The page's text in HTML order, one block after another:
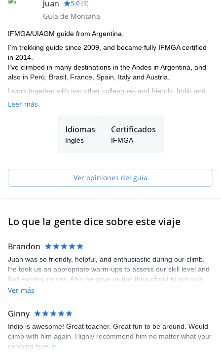
Juan 5.0 (9)
Guía de Montaña
IFMGA/UIAGM guide from Argentina.
I’m trekking guide since 2009, and became fully IFMGA certified
in 2014.
I’ve climbed in many destinations in the Andes in Argentina, and
also in Perú, Brasil, France, Spain, Italy and Austria.
I work together with two other colleagues and friends, Indio and
Tomás, who are also IFMGA. So if I’m not available to guide you,
The three of us live in El Chalten, where we practice our
profession and develop our passion for climbing and skiing. And
we want to share it by opening the doors to all those who want to
We are also committed to mountain training. Therefore, we can
give you the basic tools to move in the mountain safely and
smoothly. That's why we offer courses for all levels depending on
the terrain you want to train. We give lessons of rock climbing, ice
Leer más
Idiomas
Inglés
Certificados
IFMGA
Ver opiniones del guía
Lo que la gente dice sobre este viaje
Brandon
Juan was so friendly, helpful, and enthusiastic during our climb.
He took us on appropriate warm-ups to assess our skill level and
find exciting routes. Also he gave us tips throughout to not only
climb, more efficiently, but to be safe. He was extremely
comfortable.
Ver más
Ginny
Indio is awesome! Great teacher. Great fun to be around. Would
climb with him again. Highly recommend him no matter what your
climbing level is.